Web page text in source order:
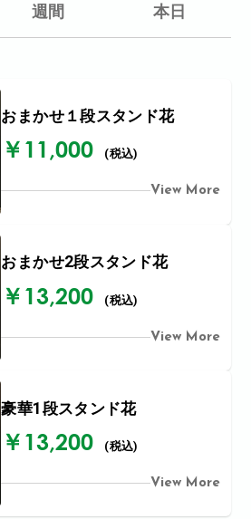
週間 本日
おまかせ１段スタンド花
￥11,000 (税込)
View More
おまかせ2段スタンド花
￥13,200 (税込)
View More
豪華1段スタンド花
￥13,200 (税込)
View More